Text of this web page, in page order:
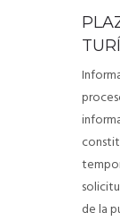
TURISMO
ESCUELA
La Escuela
NOVEDADES
de la